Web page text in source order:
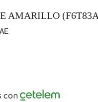
AMARILLO
con